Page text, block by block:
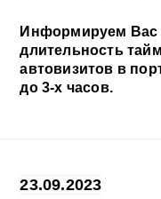
Информируем Вас
длительность
автовизитов в
до 3-х часов.
23.09.2023